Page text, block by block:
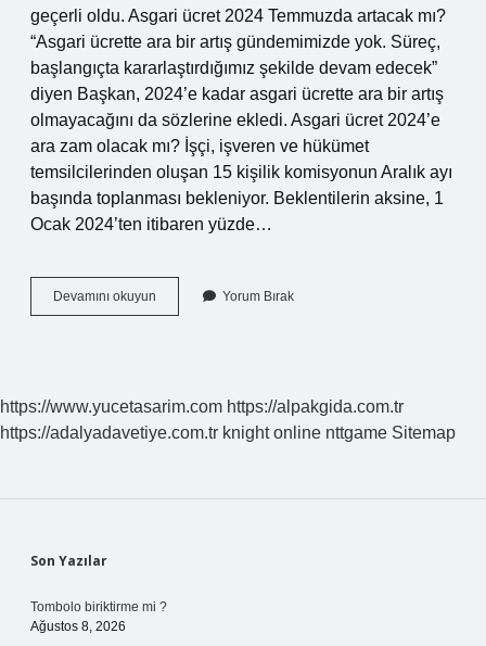
geçerli oldu. Asgari ücret 2024 Temmuzda artacak mı?
“Asgari ücrette ara bir artış gündemimizde yok. Süreç,
başlangıçta kararlaştırdığımız şekilde devam edecek”
diyen Başkan, 2024’e kadar asgari ücrette ara bir artış
olmayacağını da sözlerine ekledi. Asgari ücret 2024’e
ara zam olacak mı? İşçi, işveren ve hükümet
temsilcilerinden oluşan 15 kişilik komisyonun Aralık ayı
başında toplanması bekleniyor. Beklentilerin aksine, 1
Ocak 2024’ten itibaren yüzde…
Devamını okuyun Temmuzda
Asgari
Yorum Bırak
https://www.yucetasarim.com https://alpakgida.com.tr
https://adalyadavetiye.com.tr knight online nttgame Sitemap
Sidebar
Son Yazılar
Tombolo biriktirme mi ?
Ağustos 8, 2026